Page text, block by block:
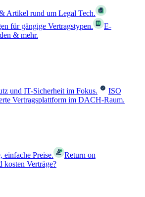
Artikel rund um Legal Tech.
für gängige Vertragstypen.
E-
& mehr.
und IT-Sicherheit im Fokus.
ISO
Vertragsplattform im DACH-Raum.
einfache Preise.
Return on
kosten Verträge?